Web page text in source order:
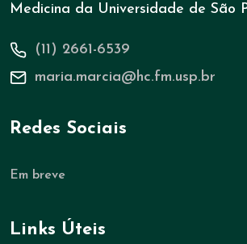
Medicina da Universidade de São
(11) 2661-6539
maria.marcia@hc.fm.usp.br
Redes Sociais
Em breve
Links Úteis